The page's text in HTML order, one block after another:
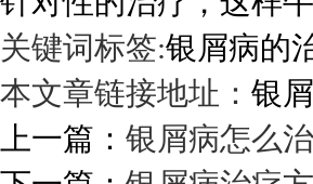
关键词标签:银屑病的
本文章链接地址： 银
上一篇： 银屑病怎么